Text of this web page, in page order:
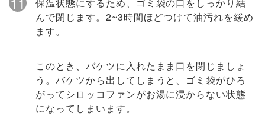
保温状態にするため、ゴミ袋の口をしっかり結
んで閉じます。2~3時間ほどつけて油汚れを緩め
ます。
このとき、バケツに入れたまま口を閉じましょ
う。バケツから出してしまうと、ゴミ袋がひろ
がってシロッコファンがお湯に浸からない状態
になってしまいます。